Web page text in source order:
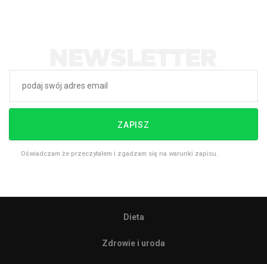
ZAPISZ
Oświadczam że przeczytałem i zgadzam się na warunki zapisu.
Dieta
Zdrowie i uroda